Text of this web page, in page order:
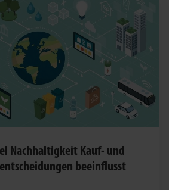
Nachhaltigkeit Kauf- und
beeinflusst